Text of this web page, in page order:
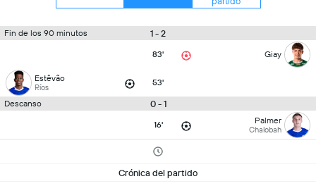
Fin de los 90 minutos 1 - 2
83' Giay
Estêvão
Ríos 53'
Descanso 0 - 1
16' Palmer
Chalobah
Crónica del partido